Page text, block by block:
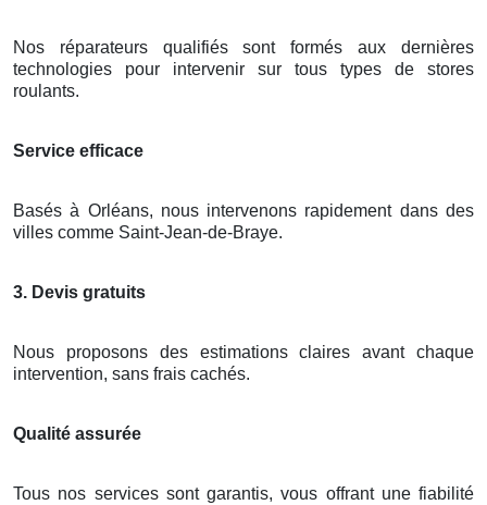
Nos réparateurs qualifiés sont formés aux dernières
technologies pour intervenir sur tous types de stores
roulants.
Service efficace
Basés à Orléans, nous intervenons rapidement dans des
villes comme Saint-Jean-de-Braye.
3. Devis gratuits
Nous proposons des estimations claires avant chaque
intervention, sans frais cachés.
Qualité assurée
Tous nos services sont garantis, vous offrant une fiabilité